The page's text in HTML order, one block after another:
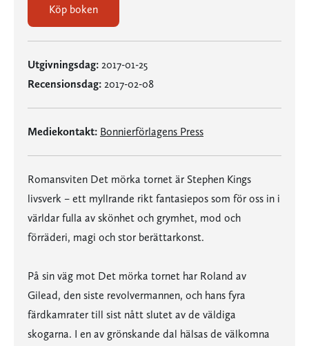
Köp boken
Utgivningsdag: 2017-01-25
Recensionsdag: 2017-02-08
Mediekontakt: Bonnierförlagens Press
Romansviten Det mörka tornet är Stephen Kings
livsverk – ett myllrande rikt fantasiepos som för oss in i
världar fulla av skönhet och grymhet, mod och
förräderi, magi och stor berättarkonst.
På sin väg mot Det mörka tornet har Roland av
Gilead, den siste revolvermannen, och hans fyra
färdkamrater till sist nått slutet av de väldiga
skogarna. I en av grönskande dal hälsas de välkomna